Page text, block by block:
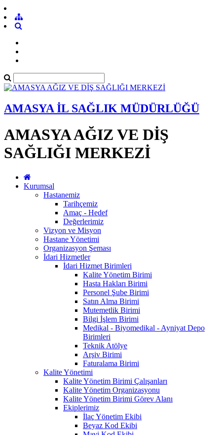
AMASYA İL SAĞLIK MÜDÜRLÜĞÜ
AMASYA AĞIZ VE DİŞ
SAĞLIĞI MERKEZİ
Kurumsal
Hastanemiz
Tarihçemiz
Amaç - Hedef
Değerlerimiz
Vizyon ve Misyon
Hastane Yönetimi
Organizasyon Şeması
İdari Hizmetler
İdari Hizmet Birimleri
Kalite Yönetim Birimi
Hasta Hakları Birimi
Personel Şube Birimi
Satın Alma Birimi
Mutemetlik Birimi
Bilgi İşlem Birimi
Medikal - Biyomedikal - Ayniyat Depo
Birimleri
Teknik Atölye
Arşiv Birimi
Faturalama Birimi
Kalite Yönetimi
Kalite Yönetim Birimi Çalışanları
Kalite Yönetim Organizasyonu
Kalite Yönetim Birimi Görev Alanı
Ekiplerimiz
İlaç Yönetim Ekibi
Beyaz Kod Ekibi